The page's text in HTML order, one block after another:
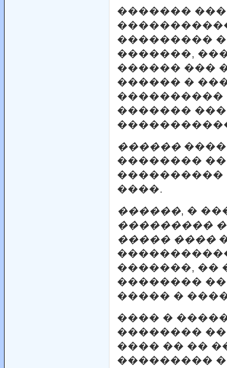
�������
���������
�������,
������ ���
������ �
����������
�������
������
��������
����������
����.
������, �
���������
����� ����
�������, ��
��������
����� �
���� �
��������
���� �� ��
���������